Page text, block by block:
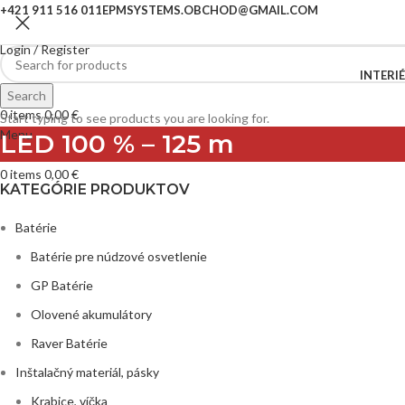
+421 911 516 011EPMSYSTEMS.OBCHOD@GMAIL.COM
Login / Register
Search
0items 0,00€
Menu
0items 0,00€
LED 100 % – 125 m
KATEGÓRIE PRODUKTOV
Batérie
Batérie pre núdzové osvetlenie
GP Batérie
Olovené akumulátory
Raver Batérie
Inštalačný materiál, pásky
Krabice, víčka
Search
Start typing to see products you are looking for.